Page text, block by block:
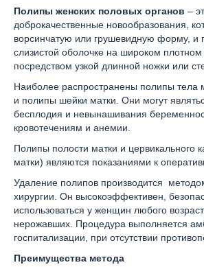
Полипы женских половых органов –
доброкачественные новообразования,
ворсинчатую или грушевидную форму, и
слизистой оболочке на широком
посредством узкой длинной ножки или
Наиболее распространены полипы тела
и полипы шейки матки. Они могут
бесплодия и невынашивания
кровотечениям и анемии.
Полипы полости матки и цервикального
матки) являются показаниями к
Удаление полипов производится
хирургии. Он высокоэффективен,
использоваться у женщин любого
нерожавших. Процедура выполняется
госпитализации, при отсутствии
Преимущества метода